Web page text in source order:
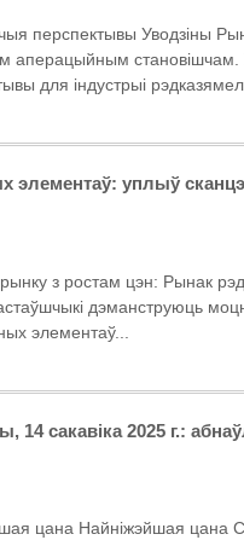
перспектывы Уводзіны
аперацыйным
для індустрыі
уплыў
з ростам цэн: Рынак
дэманструюць
элементаў...
сакавіка 2025 г.:
цана Найніжэйшая цана